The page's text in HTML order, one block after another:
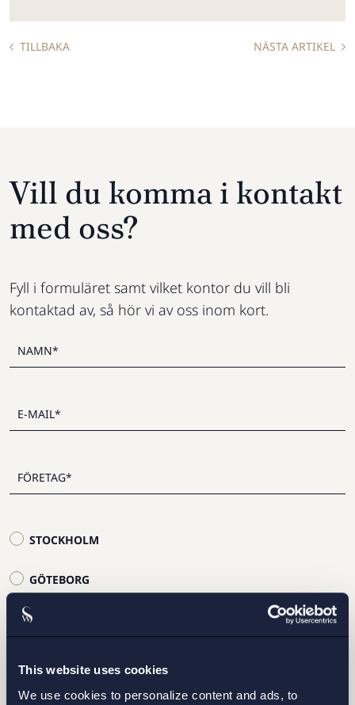
This website uses cookies
We use cookies to personalize content and ads, to
TILLBAKA NÄSTA ARTIKEL
STOCKHOLM
GÖTEBORG
MALMÖ
Vill du komma i kontakt
med oss?
Fyll i formuläret samt vilket kontor du vill bli
kontaktad av, så hör vi av oss inom kort.